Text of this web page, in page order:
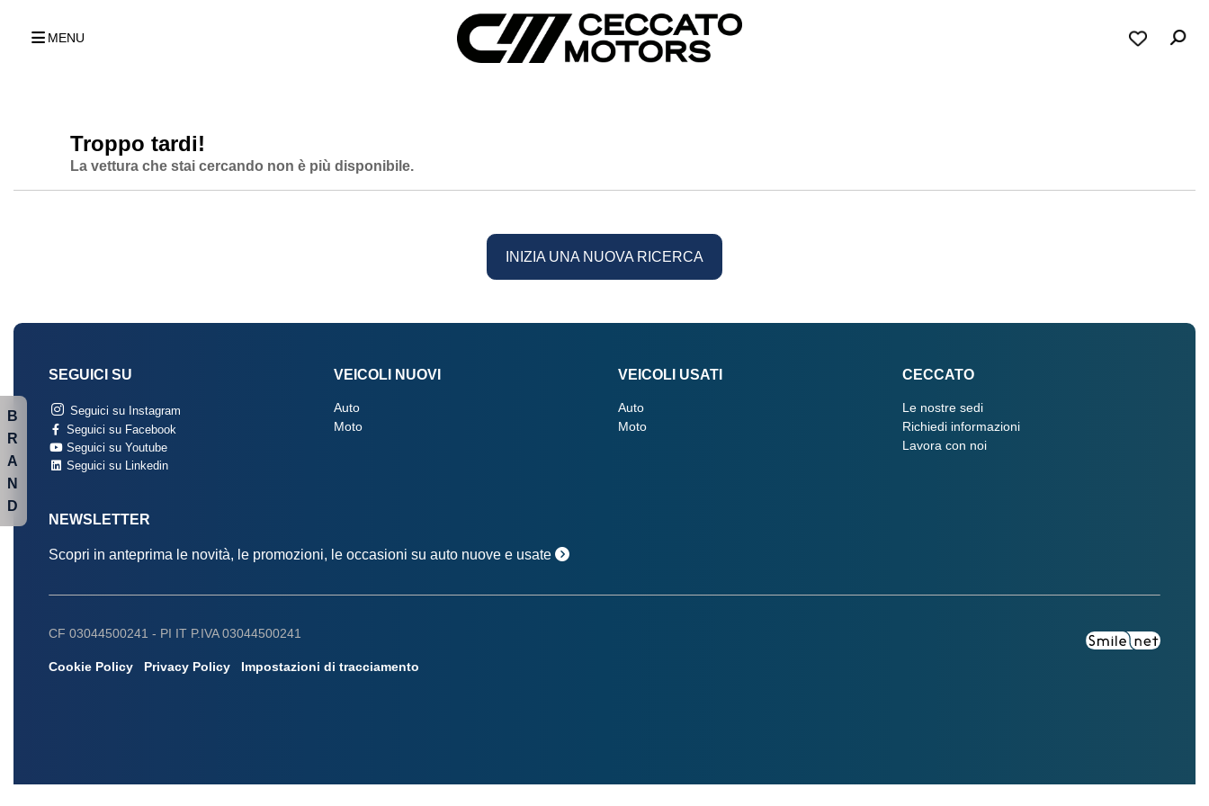
MENU
Troppo tardi!
La vettura che stai cercando non è più disponibile.
INIZIA UNA NUOVA RICERCA
SEGUICI SU
Seguici su Instagram
Seguici su Facebook
Seguici su Youtube
Seguici su Linkedin
VEICOLI NUOVI
Auto
Moto
VEICOLI USATI
Auto
Moto
CECCATO
Le nostre sedi
Richiedi informazioni
Lavora con noi
NEWSLETTER
Scopri in anteprima le novità, le promozioni, le occasioni su auto nuove e usate
CF 03044500241 - PI IT P.IVA 03044500241
Cookie Policy Privacy Policy Impostazioni di tracciamento
B
R
A
N
D